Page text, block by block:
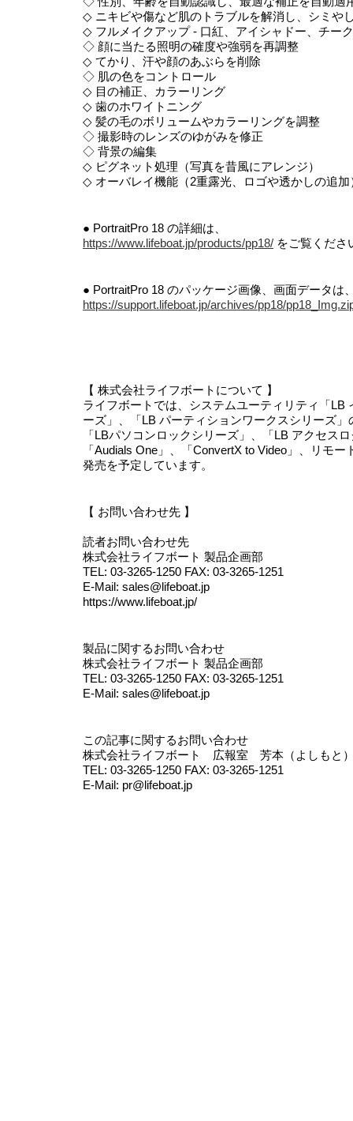
◇ ニキビや傷など肌のトラブルを解消し、シミや
◇ フルメイクアップ - 口紅、アイシャドー、チー
◇ 顔に当たる照明の確度や強弱を再調整
◇ てかり、汗や顔のあぶらを削除
◇ 肌の色をコントロール
◇ 目の補正、カラーリング
◇ 歯のホワイトニング
◇ 髪の毛のボリュームやカラーリングを調整
◇ 撮影時のレンズのゆがみを修正
◇ 背景の編集
◇ ピグネット処理（写真を昔風にアレンジ）
◇ オーバレイ機能（2重露光、ロゴや透かしの追加
● PortraitPro 18 の詳細は、
https://www.lifeboat.jp/products/pp18/ をご覧くださ
● PortraitPro 18 のパッケージ画像、画面データ
https://support.lifeboat.jp/archives/pp18/
【 株式会社ライフボートについて 】
ライフボートでは、システムユーティリティ「
ーズ」、「LB パーティションワークスシリーズ
「LBパソコンロックシリーズ」、「LB アクセス
「Audials One」、「ConvertX to Video」、リモ
発売を予定しています。
【 お問い合わせ先 】
読者お問い合わせ先
株式会社ライフボート 製品企画部
TEL: 03-3265-1250 FAX: 03-3265-1251
E-Mail: sales@lifeboat.jp
https://www.lifeboat.jp/
製品に関するお問い合わせ
株式会社ライフボート 製品企画部
TEL: 03-3265-1250 FAX: 03-3265-1251
E-Mail: sales@lifeboat.jp
この記事に関するお問い合わせ
株式会社ライフボート 広報室 芳本（よしもと
TEL: 03-3265-1250 FAX: 03-3265-1251
E-Mail: pr@lifeboat.jp